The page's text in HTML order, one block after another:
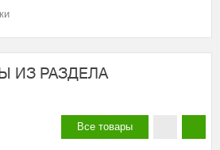
ИЗ РАЗДЕЛА
Все товары